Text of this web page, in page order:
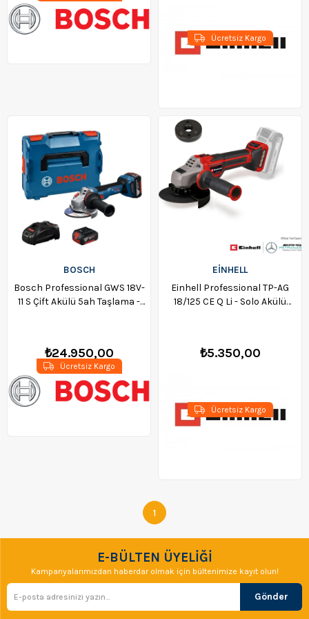
Ücretsiz Kargo
BOSCH
Bosch Professional GWS 18V-
11 S Çift Akülü 5ah Taşlama -
₺24.950,00
Ücretsiz Kargo
EİNHELL
Einhell Professional TP-AG
18/125 CE Q Li - Solo Akülü
₺5.350,00
Ücretsiz Kargo
1
E-BÜLTEN ÜYELİĞİ
Kampanyalarımızdan haberdar olmak için bültenimize kayıt olun!
Gönder